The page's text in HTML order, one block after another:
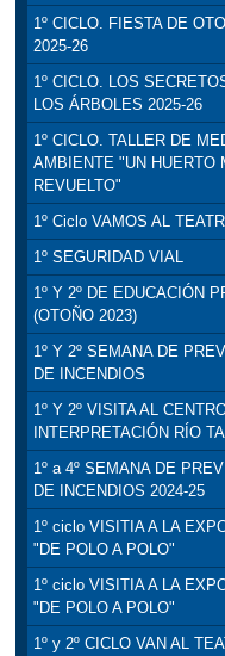
1º CICLO. FIESTA DE
2025-26
1º CICLO. LOS
LOS ÁRBOLES 2025-26
1º CICLO. TALLER DE
AMBIENTE "UN HUERTO
REVUELTO"
1º Ciclo VAMOS AL
1º SEGURIDAD VIAL
1º Y 2º DE EDUCACIÓN
(OTOÑO 2023)
1º Y 2º SEMANA DE
DE INCENDIOS
1º Y 2º VISITA AL
INTERPRETACIÓN RÍO
1º a 4º SEMANA DE
DE INCENDIOS 2024-25
1º ciclo VISITIA A LA
"DE POLO A POLO"
1º ciclo VISITIA A LA
"DE POLO A POLO"
1º y 2º CICLO VAN AL